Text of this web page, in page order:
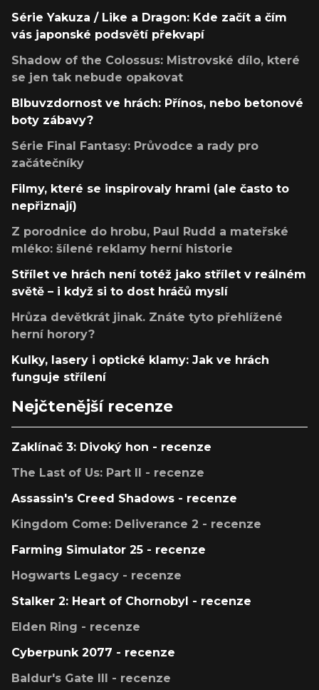
Série Yakuza / Like a Dragon: Kde začít a čím
vás japonské podsvětí překvapí
Shadow of the Colossus: Mistrovské dílo, které
se jen tak nebude opakovat
Blbuvzdornost ve hrách: Přínos, nebo betonové
boty zábavy?
Série Final Fantasy: Průvodce a rady pro
začátečníky
Filmy, které se inspirovaly hrami (ale často to
nepřiznají)
Z porodnice do hrobu, Paul Rudd a mateřské
mléko: šílené reklamy herní historie
Střílet ve hrách není totéž jako střílet v reálném
světě – i když si to dost hráčů myslí
Hrůza devětkrát jinak. Znáte tyto přehlížené
herní horory?
Kulky, lasery i optické klamy: Jak ve hrách
funguje střílení
Nejčtenější recenze
Zaklínač 3: Divoký hon - recenze
The Last of Us: Part II - recenze
Assassin's Creed Shadows - recenze
Kingdom Come: Deliverance 2 - recenze
Farming Simulator 25 - recenze
Hogwarts Legacy - recenze
Stalker 2: Heart of Chornobyl - recenze
Elden Ring - recenze
Cyberpunk 2077 - recenze
Baldur's Gate III - recenze